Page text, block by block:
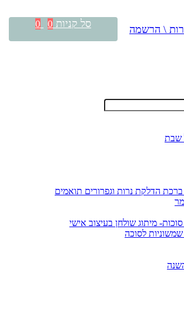
שבת
הדלקת נרות וגפרורים תואמים
מיתוג שולחן בעיצוב אישי
לסוכה
\ הרשמה סל קניות 0
0